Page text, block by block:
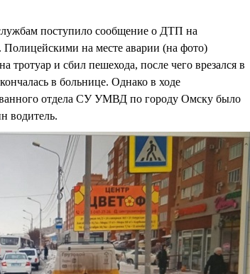
поступило сообщение о ДТП на
Полицейскими на месте аварии (на фото)
и сбил пешехода, после чего врезался в
в больнице. Однако в ходе
отдела СУ УМВД по городу Омску было
водитель.